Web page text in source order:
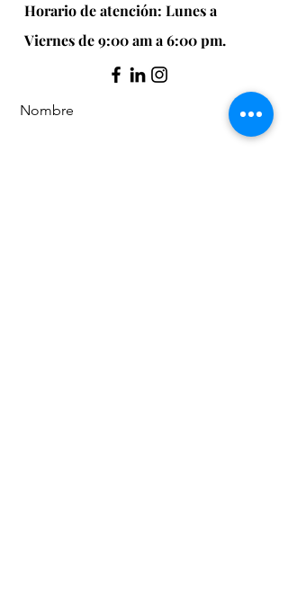
Horario de atención: Lunes a
Viernes de 9:00 am a 6:00 pm.
Nombre